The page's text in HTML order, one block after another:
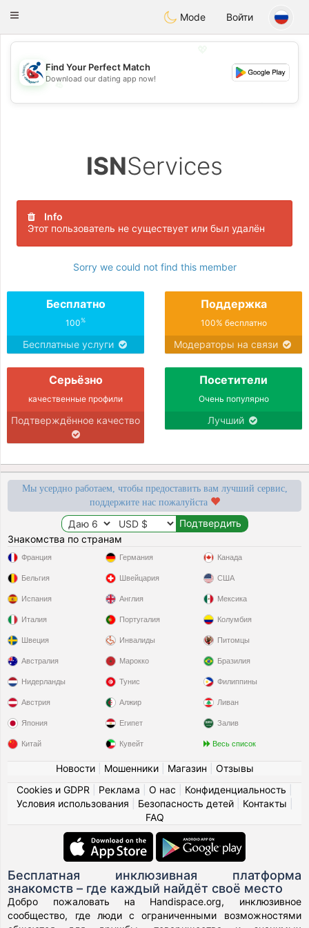
Handi Space
Toggle
Mode Войти
💖
💕
Find Your Perfect Match
Download our dating app now!
ISNServices
Info
Этот пользователь не существует или был удалён
Sorry we could not find this member
Бесплатно
100%
Бесплатные услуги
Поддержка
100% бесплатно
Модераторы на связи
Серьёзно
качественные профили
Подтверждённое качество
Посетители
Очень популярно
Лучший
Мы усердно работаем, чтобы предоставить вам лучший сервис,
поддержите нас пожалуйста
Знакомства по странам
Франция
Бельгия
Испания
Италия
Швеция
Германия
Швейцария
Англия
Португалия
Инвалиды
Канада
США
Мексика
Колумбия
Питомцы
Австралия
Нидерланды
Австрия
Япония
Китай
Марокко
Тунис
Алжир
Египет
Кувейт
Бразилия
Филиппины
Ливан
Залив
Весь список
Новости| Мошенники| Магазин
Отзывы
Cookies и GDPR
Реклама О нас Конфиденциальность
Условия использования
Безопасность детей| Контакты
FAQ
Бесплатная инклюзивная платформа
знакомств – где каждый найдёт своё место
Добро пожаловать на Handispace.org, инклюзивное
сообщество, где люди с ограниченными возможностями